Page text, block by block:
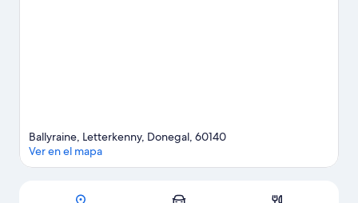
Mapa
Ballyraine, Letterkenny, Donegal, 60140
Ver en el mapa